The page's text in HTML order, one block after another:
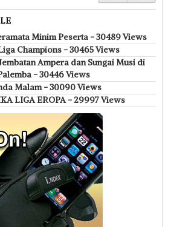
Minim Peserta - 30489 Views
Champions - 30465 Views
Ampera dan Sungai Musi di
- 30446 Views
Malam - 30090 Views
LIGA EROPA - 29997 Views